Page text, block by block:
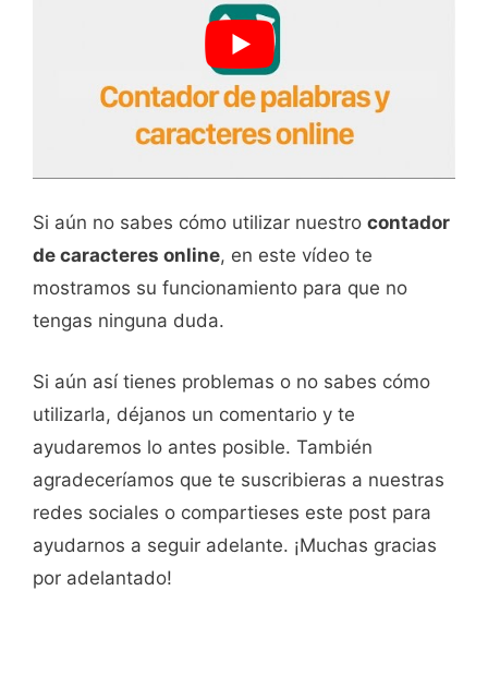
Si aún no sabes cómo utilizar nuestro contador
de caracteres online, en este vídeo te
mostramos su funcionamiento para que no
tengas ninguna duda.
Si aún así tienes problemas o no sabes cómo
utilizarla, déjanos un comentario y te
ayudaremos lo antes posible. También
agradeceríamos que te suscribieras a nuestras
redes sociales o compartieses este post para
ayudarnos a seguir adelante. ¡Muchas gracias
por adelantado!